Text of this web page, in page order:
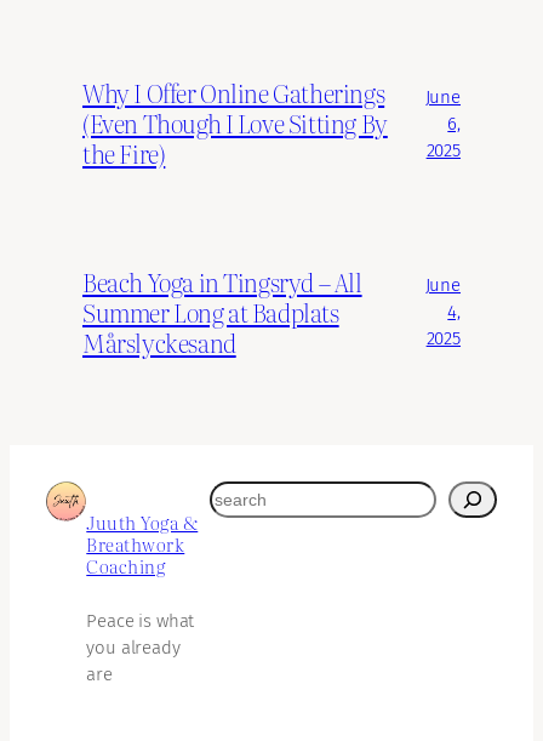
Why I Offer Online Gatherings
(Even Though I Love Sitting By
the Fire)
June
6,
2025
Beach Yoga in Tingsryd – All
Summer Long at Badplats
Mårslyckesand
June
4,
2025
Juuth Yoga &
Breathwork
Coaching
Peace is what
you already
are
search